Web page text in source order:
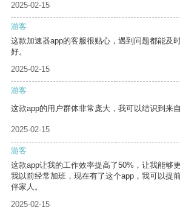
2025-02-15
游客
这款加速器app的客服很贴心，遇到问题都能及
好。
2025-02-15
游客
这款app的用户群体非常庞大，我可以结识到来
2025-02-15
游客
这款app让我的工作效率提高了50%，让我能够
我以前经常加班，现在有了这个app，我可以提
伴家人。
2025-02-15